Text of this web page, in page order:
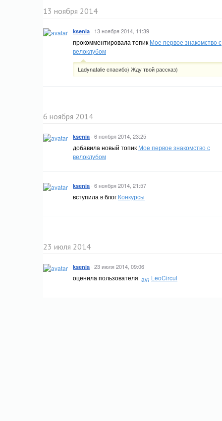
13 ноября 2014
ksenia · 13 ноября 2014, 11:39
прокомментировала топик Мое первое знакомство с
велоклубом
Ladynatalie спасибо) Жду твой рассказ)
6 ноября 2014
ksenia · 6 ноября 2014, 23:25
добавила новый топик Мое первое знакомство с
велоклубом
ksenia · 6 ноября 2014, 21:57
вступила в блог Конкурсы
23 июля 2014
ksenia · 23 июля 2014, 09:06
оценила пользователя LeoCircul